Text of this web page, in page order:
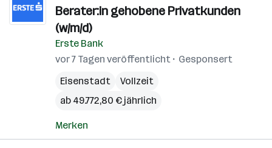
der
Berater:in gehobene Privatkunden
(w/m/d)
Erste Bank
vor 7 Tagen veröffentlicht
Gesponsert
Eisenstadt
Vollzeit
ab 49.772,80 € jährlich
Merken